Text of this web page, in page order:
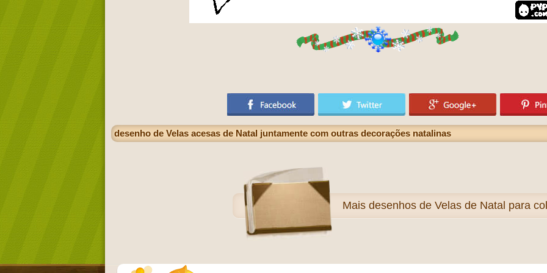
desenho de Velas acesas de Natal juntamente com outras decorações natalinas
Mais desenhos de Velas de Natal para